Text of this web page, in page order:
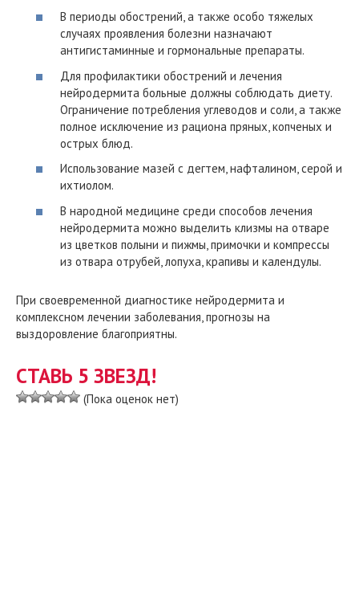
В периоды обострений, а также особо тяжелых
случаях проявления болезни назначают
антигистаминные и гормональные препараты.
Для профилактики обострений и лечения
нейродермита больные должны соблюдать диету.
Ограничение потребления углеводов и соли, а также
полное исключение из рациона пряных, копченых и
острых блюд.
Использование мазей с дегтем, нафталином, серой и
ихтиолом.
В народной медицине среди способов лечения
нейродермита можно выделить клизмы на отваре
из цветков полыни и пижмы, примочки и компрессы
из отвара отрубей, лопуха, крапивы и календулы.
При своевременной диагностике нейродермита и
комплексном лечении заболевания, прогнозы на
выздоровление благоприятны.
СТАВЬ 5 ЗВЕЗД!
(Пока оценок нет)